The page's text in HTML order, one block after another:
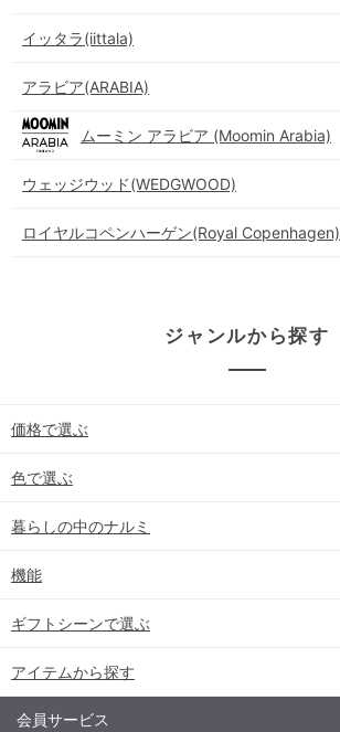
イッタラ(iittala)
アラビア(ARABIA)
ムーミン アラビア (Moomin Arabia)
ウェッジウッド(WEDGWOOD)
ロイヤルコペンハーゲン(Royal Copenhagen)
ジャンルから探す
価格で選ぶ
色で選ぶ
暮らしの中のナルミ
機能
ギフトシーンで選ぶ
アイテムから探す
会員サービス